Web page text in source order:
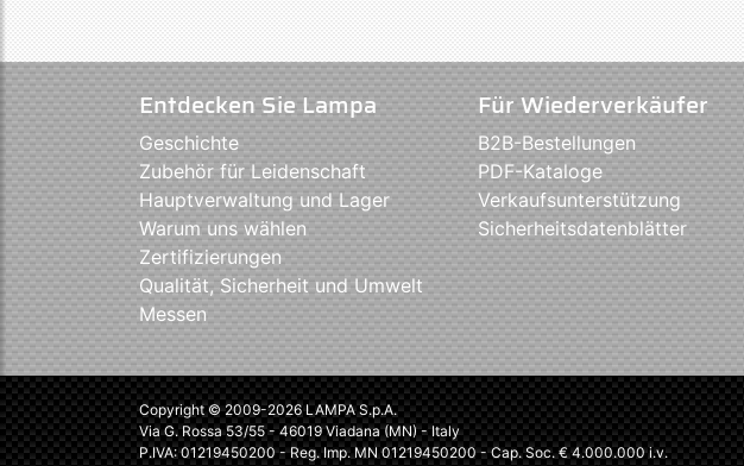
Entdecken Sie Lampa
Geschichte
Zubehör für Leidenschaft
Hauptverwaltung und Lager
Warum uns wählen
Zertifizierungen
Qualität, Sicherheit und Umwelt
Messen
Für Wiederverkäufer
B2B-Bestellungen
PDF-Kataloge
Verkaufsunterstützung
Sicherheitsdatenblätter
Copyright © 2009-2026 LAMPA S.p.A.
Via G. Rossa 53/55 - 46019 Viadana (MN) - Italy
P.IVA: 01219450200 - Reg. Imp. MN 01219450200 - Cap. Soc. € 4.000.000 i.v.